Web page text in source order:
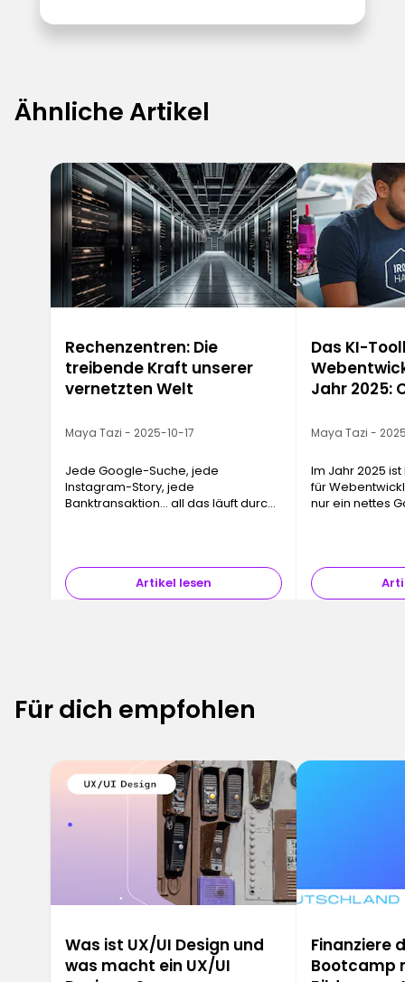
Ähnliche Artikel
Rechenzentren: Die
treibende Kraft unserer
vernetzten Welt
Maya Tazi - 2025-10-17
Jede Google-Suche, jede
Instagram-Story, jede
Banktransaktion… all das läuft durch
das physische Rückgra…
Artikel lesen
Das KI-
Jahr 2025:
Maya Tazi -
Im Jahr 2025
für
nur ein nettes
Für dich empfohlen
Was ist UX/UI Design und
was macht ein UX/UI
Finanziere
Bootcamp